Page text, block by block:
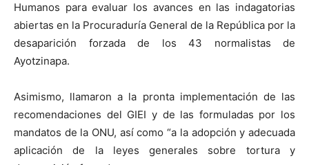
Humanos para evaluar los avances en las indagatorias
abiertas en la Procuraduría General de la República por la
desaparición forzada de los 43 normalistas de
Ayotzinapa.
Asimismo, llamaron a la pronta implementación de las
recomendaciones del GIEI y de las formuladas por los
mandatos de la ONU, así como “a la adopción y adecuada
aplicación de la leyes generales sobre tortura y